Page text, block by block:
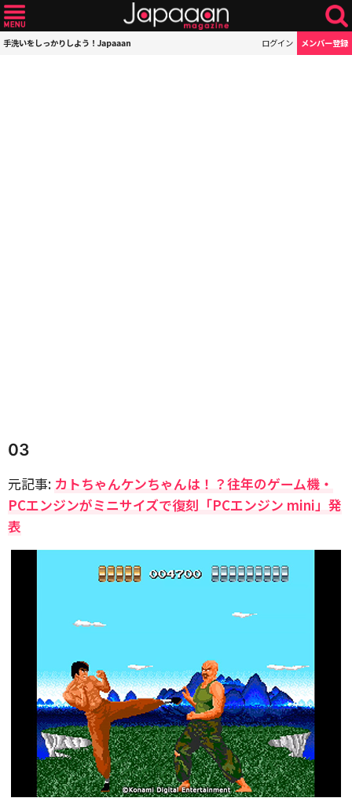
手洗いをしっかりしよう！Japaaan ログイン メンバー登録
03
元記事: カトちゃんケンちゃんは！？往年のゲーム機・
PCエンジンがミニサイズで復刻「PCエンジン mini」発
表